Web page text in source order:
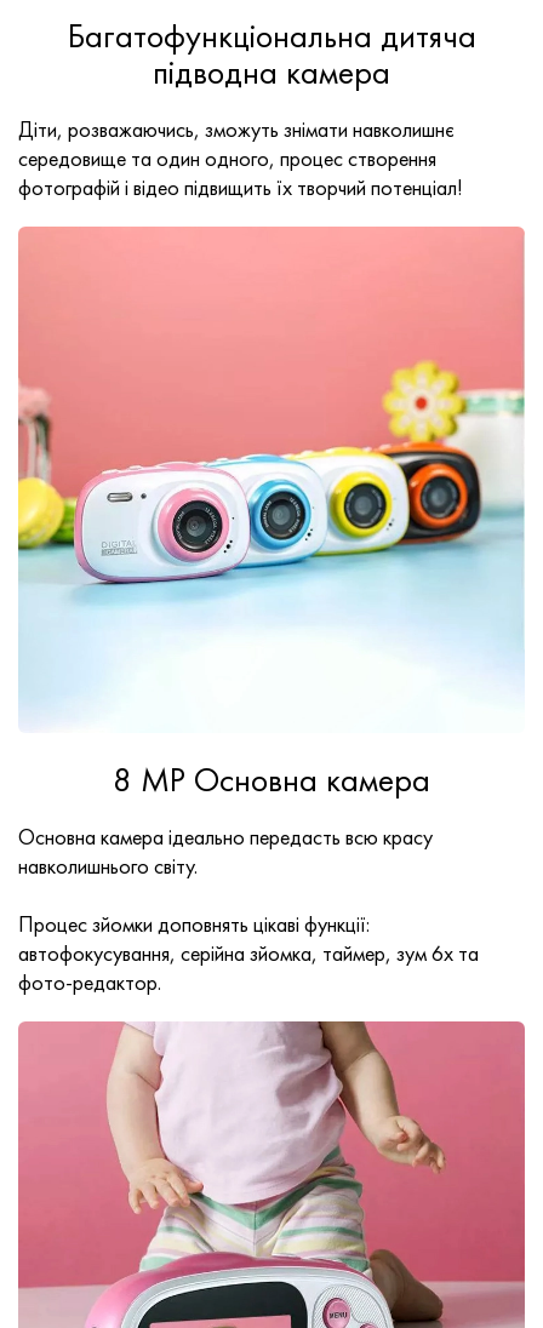
Багатофункціональна дитяча
підводна камера
Діти, розважаючись, зможуть знімати навколишнє
середовище та один одного, процес створення
фотографій і відео підвищить їх творчий потенціал!
8 MP Основна камера
Основна камера ідеально передасть всю красу
навколишнього світу.
Процес зйомки доповнять цікаві функції:
автофокусування, серійна зйомка, таймер, зум 6х та
фото-редактор.